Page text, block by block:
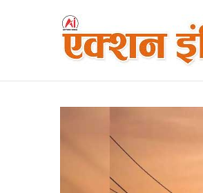
Saturday, August 8 2026 | 10:22 am